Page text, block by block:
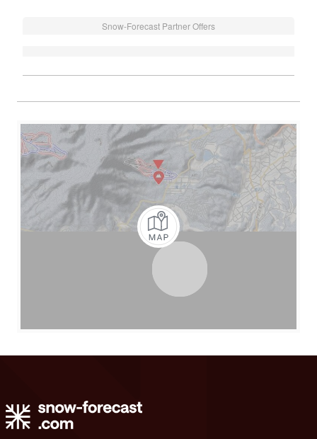
Snow-Forecast Partner Offers